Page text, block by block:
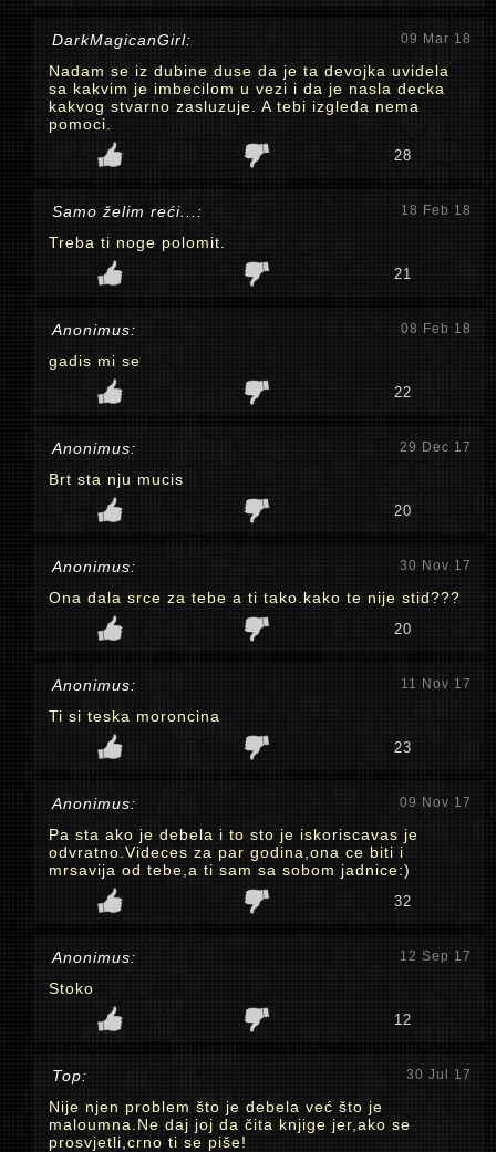
DarkMagicanGirl: 09 Mar 18
Nadam se iz dubine duse da je ta devojka uvidela
sa kakvim je imbecilom u vezi i da je nasla decka
kakvog stvarno zasluzuje. A tebi izgleda nema
pomoci.
28
Samo želim reći...: 18 Feb 18
Treba ti noge polomit.
21
Anonimus: 08 Feb 18
gadis mi se
22
Anonimus: 29 Dec 17
Brt sta nju mucis
20
Anonimus: 30 Nov 17
Ona dala srce za tebe a ti tako.kako te nije stid???
20
Anonimus: 11 Nov 17
Ti si teska moroncina
23
Anonimus: 09 Nov 17
Pa sta ako je debela i to sto je iskoriscavas je
odvratno.Videces za par godina,ona ce biti i
mrsavija od tebe,a ti sam sa sobom jadnice:)
32
Anonimus: 12 Sep 17
Stoko
12
Top: 30 Jul 17
Nije njen problem što je debela već što je
maloumna.Ne daj joj da čita knjige jer,ako se
prosvjetli,crno ti se piše!